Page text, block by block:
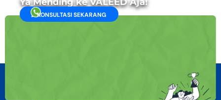
KONSULTASI SEKARANG